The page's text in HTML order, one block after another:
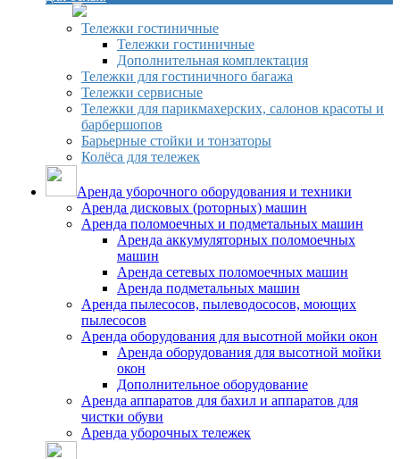
Тележки гостиничные
Тележки гостиничные
Дополнительная комплектация
Тележки для гостиничного багажа
Тележки сервисные
Тележки для парикмахерских, салонов красоты и
барбершопов
Барьерные стойки и тонзаторы
Колёса для тележек
Аренда уборочного оборудования и техники
Аренда дисковых (роторных) машин
Аренда поломоечных и подметальных машин
Аренда аккумуляторных поломоечных
машин
Аренда сетевых поломоечных машин
Аренда подметальных машин
Аренда пылесосов, пылеводососов, моющих
пылесосов
Аренда оборудования для высотной мойки окон
Аренда оборудования для высотной мойки
окон
Дополнительное оборудование
Аренда аппаратов для бахил и аппаратов для
чистки обуви
Аренда уборочных тележек